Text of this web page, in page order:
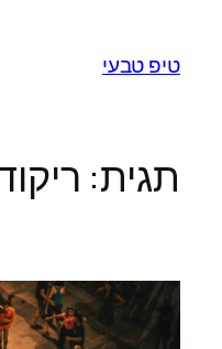
טיפ טבעי
תגית: